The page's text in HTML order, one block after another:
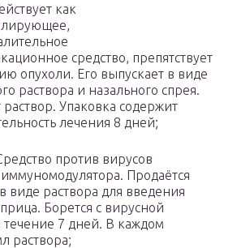
как
средство, препятствует
опухоли. Его выпускает в виде
раствора и назального спрея.
Упаковка содержит
лечения 8 дней;
против вирусов
Продаётся
виде раствора для введения
Борется с вирусной
7 дней. В каждом
раствора;